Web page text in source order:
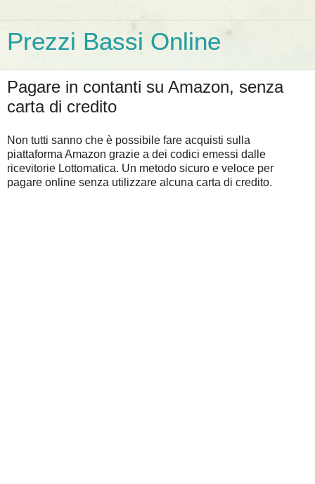
Prezzi Bassi Online
Pagare in contanti su Amazon, senza
carta di credito
Non tutti sanno che è possibile fare acquisti sulla
piattaforma Amazon grazie a dei codici emessi dalle
ricevitorie Lottomatica. Un metodo sicuro e veloce per
pagare online senza utilizzare alcuna carta di credito.